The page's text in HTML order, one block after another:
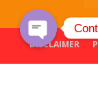
DISCLAIMER
Open
chaty